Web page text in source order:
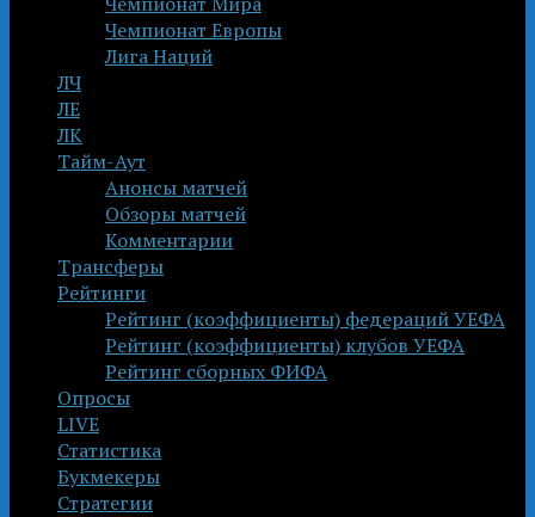
Чемпионат Европы
Лига Наций
ЛЧ
ЛЕ
ЛК
Тайм-Аут
Анонсы матчей
Обзоры матчей
Комментарии
Трансферы
Рейтинги
Рейтинг (коэффициенты) федераций УЕФА
Рейтинг (коэффициенты) клубов УЕФА
Рейтинг сборных ФИФА
Опросы
LIVE
Статистика
Букмекеры
Стратегии